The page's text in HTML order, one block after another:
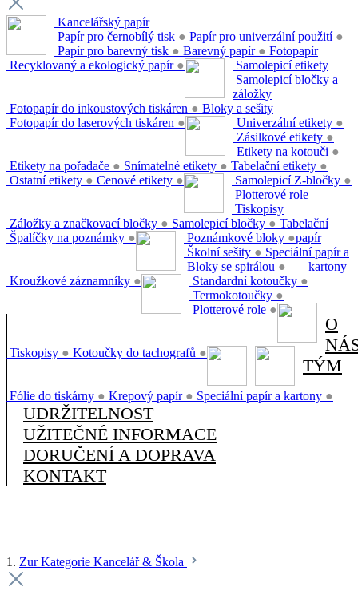
Kancelářský papír
Papír pro černobílý tisk ● Papír pro univerzální použití ●
Papír pro barevný tisk ● Barevný papír ●
Recyklovaný a ekologický papír ●
Fotopapír
Fotopapír do inkoustových tiskáren ●
Fotopapír do laserových tiskáren ●
Samolepicí etikety
Univerzální etikety ●
Zásilkové etikety ●
Etikety na kotouči ●
Etikety na pořadače ● Snímatelné etikety ● Tabelační etikety ●
Ostatní etikety ● Cenové etikety ●
Samolepicí bločky a
záložky
Samolepicí Z-bločky ●
Záložky a značkovací bločky ● Samolepicí bločky ●
Špalíčky na poznámky ●
Bloky a sešity
Poznámkové bloky ●
Školní sešity ●
Bloky se spirálou ●
Kroužkové záznamníky ●
Plotterové role
Standardní kotoučky ●
Termokotoučky ●
Plotterové role ●
Tiskopisy
Tiskopisy ● Kotoučky do tachografů ●
Tabelační
papír
Speciální papír a
kartony
Fólie do tiskárny ● Krepový papír ● Speciální papír a kartony ●
O
TÝM
UDRŽITELNOST
UŽITEČNÉ INFORMACE
DORUČENÍ A DOPRAVA
KONTAKT
1. Zur Kategorie Kancelář & Škola